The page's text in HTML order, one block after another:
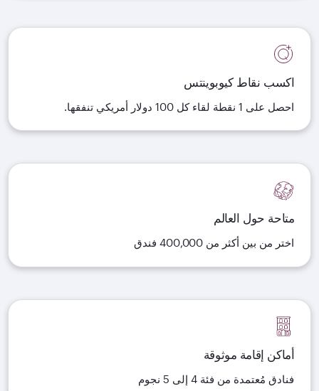
اكسب نقاط كيوبوينتس
احصل على 1 نقطة لقاء كل 100 دولار أمريكي تنفقها.
متاحة حول العالم
اختر من بين أكثر من 400,000 فندق
أماكن إقامة موثوقة
فنادق مُعتمدة من فئة 4 إلى 5 نجوم